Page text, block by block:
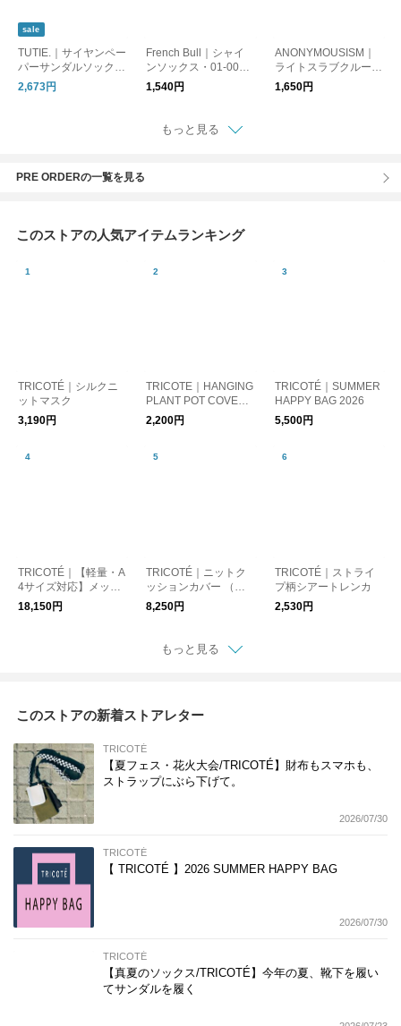
sale
TUTIE.｜サイヤンペー
パーサンダルソック
ス/美濃和紙・日差し
対策・UV対策 ・ギフ
2,673円
French Bull｜シャイ
ンソックス・01-0071
リネン
1,540円
ANONYMOUSISM｜
ライトスラブクルーソ
ックス 靴下 1679000
1,650円
もっと見る
PRE ORDERの一覧を見る
このストアの人気アイテムランキング
TRICOTÉ｜シルクニ
ットマスク
3,190円
TRICOTE｜HANGING
PLANT POT COVER
鉢カバー
2,200円
TRICOTÉ｜SUMMER
HAPPY BAG 2026
5,500円
TRICOTÉ｜【軽量・A
4サイズ対応】メッシ
ュスポンジトートバッ
18,150円
TRICOTÉ｜ニットク
ッションカバー （オ
ーガニックコットン）
8,250円
TRICOTÉ｜ストライ
プ柄シアートレンカ
2,530円
もっと見る
このストアの新着ストアレター
TRICOTÉ
【夏フェス・花火大会/TRICOTÉ】財布もスマホも、
ストラップにぶら下げて。
2026/07/30
TRICOTÉ
【 TRICOTÉ 】2026 SUMMER HAPPY BAG
2026/07/30
TRICOTÉ
【真夏のソックス/TRICOTÉ】今年の夏、靴下を履い
てサンダルを履く